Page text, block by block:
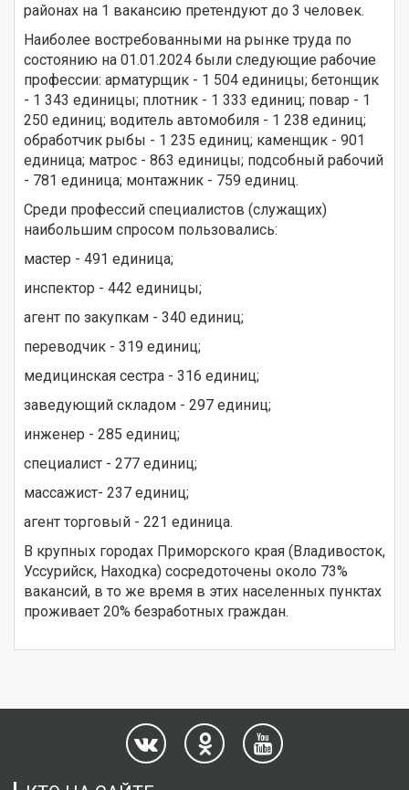
районах на 1 вакансию претендуют до 3 человек.
Наиболее востребованными на рынке труда по
состоянию на 01.01.2024 были следующие рабочие
профессии: арматурщик - 1 504 единицы; бетонщик
- 1 343 единицы; плотник - 1 333 единиц; повар - 1
250 единиц; водитель автомобиля - 1 238 единиц;
обработчик рыбы - 1 235 единиц; каменщик - 901
единица; матрос - 863 единицы; подсобный рабочий
- 781 единица; монтажник - 759 единиц.
Среди профессий специалистов (служащих)
наибольшим спросом пользовались:
мастер - 491 единица;
инспектор - 442 единицы;
агент по закупкам - 340 единиц;
переводчик - 319 единиц;
медицинская сестра - 316 единиц;
заведующий складом - 297 единиц;
инженер - 285 единиц;
специалист - 277 единиц;
массажист- 237 единиц;
агент торговый - 221 единица.
В крупных городах Приморского края (Владивосток,
Уссурийск, Находка) сосредоточены около 73%
вакансий, в то же время в этих населенных пунктах
проживает 20% безработных граждан.